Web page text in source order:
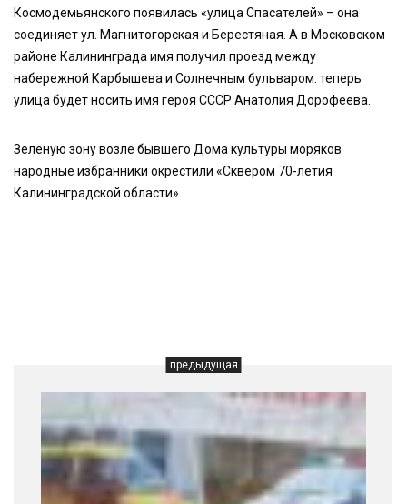
Космодемьянского появилась «улица Спасателей» – она
соединяет ул. Магнитогорская и Берестяная. А в Московском
районе Калининграда имя получил проезд между
набережной Карбышева и Солнечным бульваром: теперь
улица будет носить имя героя СССР Анатолия Дорофеева.
Зеленую зону возле бывшего Дома культуры моряков
народные избранники окрестили «Сквером 70-летия
Калининградской области».
предыдущая